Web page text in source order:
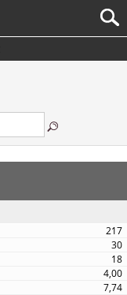
217
30
18
4,00
7,74